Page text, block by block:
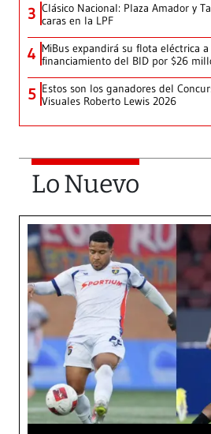
3 Clásico Nacional: Plaza Amador y
caras en la LPF
4 MiBus expandirá su flota eléctrica
financiamiento del BID por $26
5 Estos son los ganadores del
Visuales Roberto Lewis 2026
Lo Nuevo